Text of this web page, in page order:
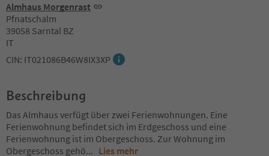
Almhaus Morgenrast
Pfnatschalm
39058 Sarntal BZ
IT
CIN: IT021086B46W8IX3XP
Beschreibung
Das Almhaus verfügt über zwei Ferienwohnungen. Eine
Ferienwohnung befindet sich im Erdgeschoss und eine
Ferienwohnung ist im Obergeschoss. Zur Wohnung im
Obergeschoss gehö... Lies mehr